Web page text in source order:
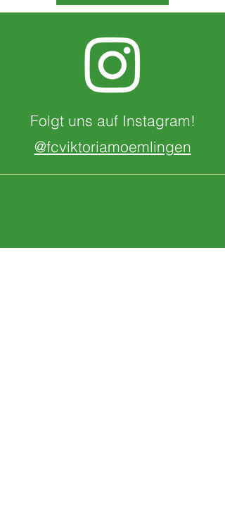
Folgt uns auf Instagram!
@fcviktoriamoemlingen